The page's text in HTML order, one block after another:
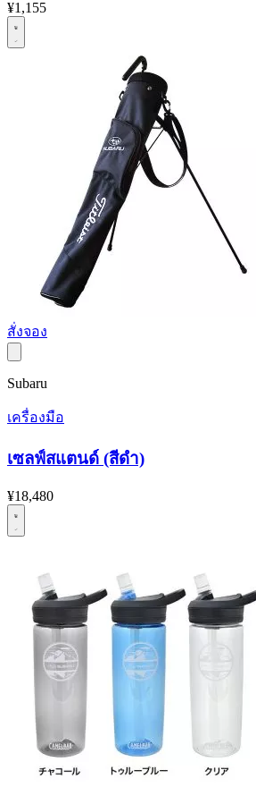
¥1,155
สั่งจอง
Subaru
เครื่องมือ
เซลฟ์สแตนด์ (สีดำ)
¥18,480